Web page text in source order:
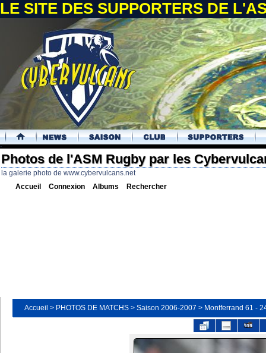
LE SITE DES SUPPORTERS DE
.
Photos de l'ASM Rugby par les
la galerie photo de www.cybervulcans.net
Accueil Connexion Albums Rechercher
Accueil > PHOTOS DE MATCHS > Saison 2006-2007 > Montferrand 61 -